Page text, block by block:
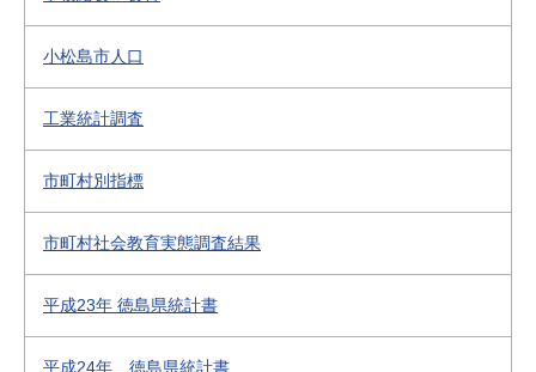
小松島市人口
工業統計調査
市町村別指標
市町村社会教育実態調査結果
平成23年 徳島県統計書
平成24年 徳島県統計書